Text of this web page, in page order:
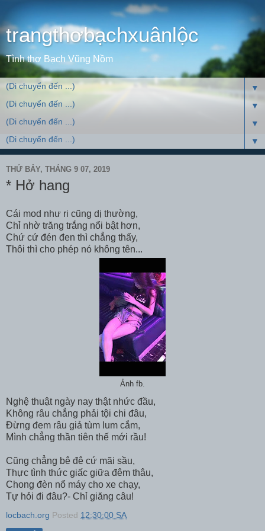
trangthơbạchxuânlộc
Tình thơ Bạch Vũng Nồm
▼
▼
▼
▼
THỨ BẢY, THÁNG 9 07, 2019
* Hở hang
Cái mod như ri cũng dị thường,
Chỉ nhờ trăng trắng nổi bật hơn,
Chứ cứ đén đen thì chẳng thấy,
Thôi thì cho phép nó không tên...
Ảnh fb.
Nghệ thuật ngày nay thật nhức đầu,
Không râu chẳng phải tội chi đâu,
Đừng đem râu giả tùm lum cắm,
Mình chẳng thần tiên thế mới rầu!
Cũng chẳng bê đê cứ mãi sầu,
Thực tình thức giấc giữa đêm thâu,
Chong đèn nổ máy cho xe chạy,
Tự hỏi đi đâu?- Chỉ giăng câu!
locbach.org Posted 12:30:00 SA